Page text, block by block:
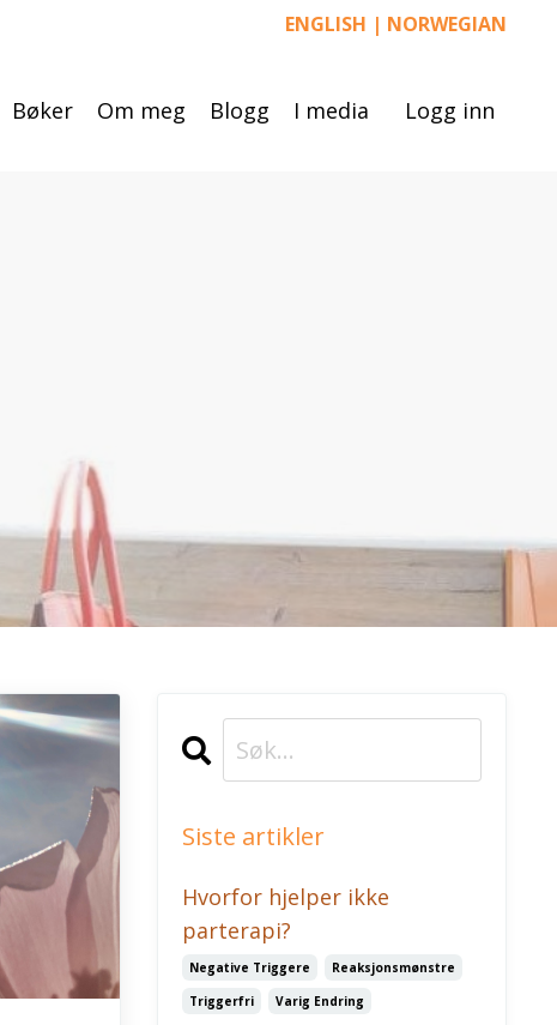
ENGLISH | NORWEGIAN
Bøker Om meg Blogg I media Logg inn
Siste artikler
Hvorfor hjelper ikke
parterapi?
Negative Triggere
Reaksjonsmønstre
Triggerfri
Varig Endring